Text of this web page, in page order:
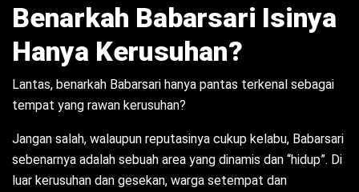
Benarkah Babarsari Isinya
Hanya Kerusuhan?
Lantas, benarkah Babarsari hanya pantas terkenal sebagai
tempat yang rawan kerusuhan?
Jangan salah, walaupun reputasinya cukup kelabu, Babarsari
sebenarnya adalah sebuah area yang dinamis dan “hidup”. Di
luar kerusuhan dan gesekan, warga setempat dan